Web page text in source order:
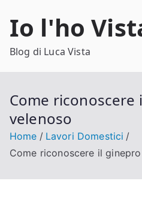
Io l'ho
Blog di Luca Vista
Come riconoscere
velenoso​​
Home
Lavori Domestici
Come riconoscere il